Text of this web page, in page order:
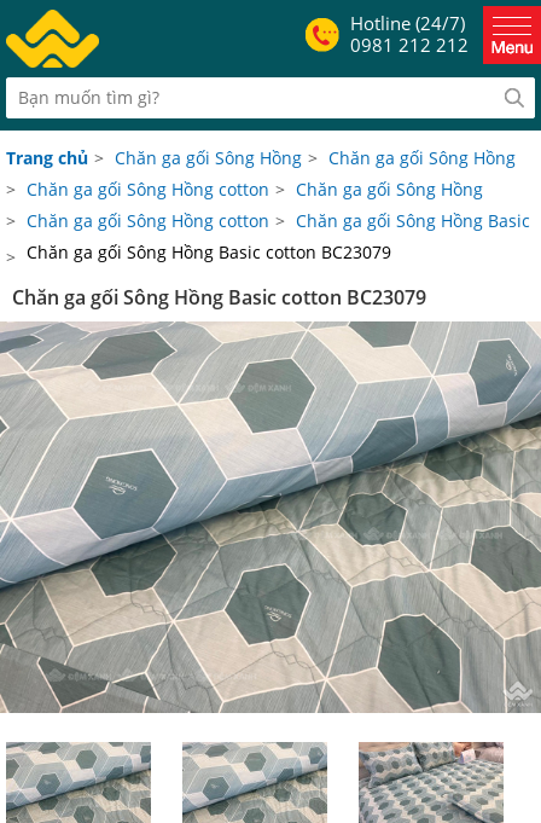
Hotline (24/7)
0981 212 212
Trang chủ > Chăn ga gối Sông Hồng > Chăn ga gối Sông Hồng
> Chăn ga gối Sông Hồng cotton > Chăn ga gối Sông Hồng
> Chăn ga gối Sông Hồng cotton > Chăn ga gối Sông Hồng Basic
> Chăn ga gối Sông Hồng Basic cotton BC23079
Chăn ga gối Sông Hồng Basic cotton BC23079